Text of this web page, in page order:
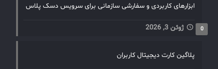
ابزارهای کاربردی و سفارشی سازمانی برای سرویس دسک پلاس
ژوئن 3, 2026 0
پلاگین کارت دیجیتال کاربران